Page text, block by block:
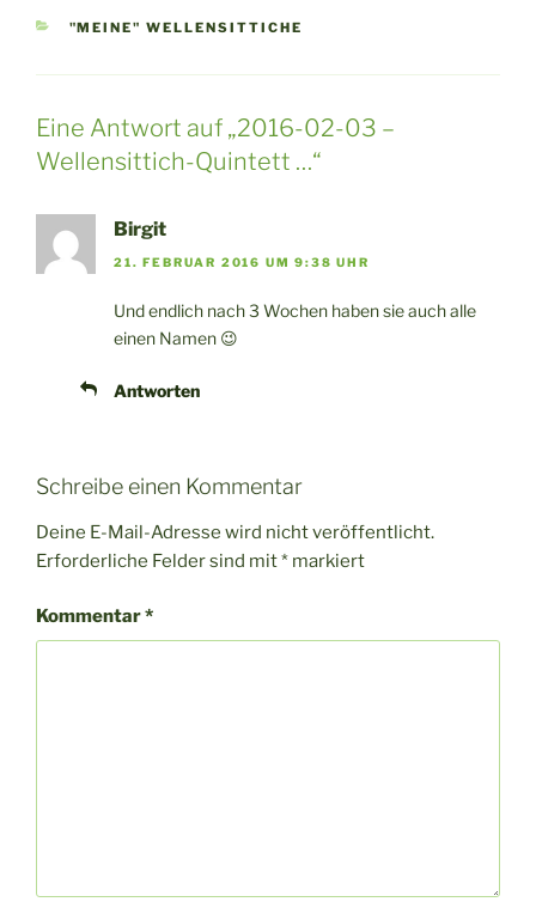
KATEGORIEN
"MEINE" WELLENSITTICHE
Eine Antwort auf „2016-02-03 –
Wellensittich-Quintett …“
Birgit
21. FEBRUAR 2016 UM 9:38 UHR
Und endlich nach 3 Wochen haben sie auch alle
einen Namen 😉
Antworten
Schreibe einen Kommentar
Deine E-Mail-Adresse wird nicht veröffentlicht.
Erforderliche Felder sind mit* markiert
Kommentar*